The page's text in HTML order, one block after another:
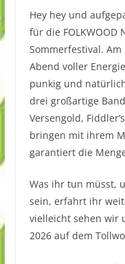
Hey hey und
für die FOLKWOOD
Sommerfestival.
Abend voller
punkig und
drei großartige
Versengold,
bringen mit ihrem
garantiert die
Was ihr tun müsst,
sein, erfahrt ihr
vielleicht sehen wir
2026 auf dem